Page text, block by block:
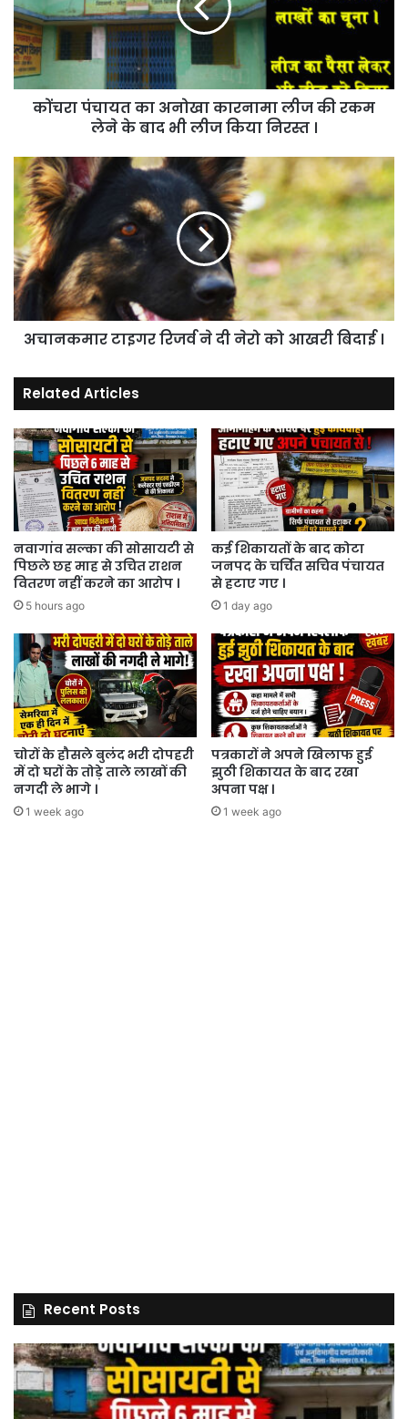
कारनामा
लीज
की
रकम
लेने
लीज
किया
निरस्त
।
कोंचरा पंचायत का अनोखा कारनामा लीज की रकम
लेने के बाद भी लीज किया निरस्त ।
अचानकमार
टाइगर
रिजर्व
ने
नेरो
को
आखरी
बिदाई
अचानकमार टाइगर रिजर्व ने दी नेरो को आखरी बिदाई ।
Related Articles
नवागांव सल्का की सोसायटी से
पिछले छह माह से उचित राशन
वितरण नहीं करने का आरोप ।
5 hours ago
कई शिकायतों के बाद कोटा
जनपद के चर्चित सचिव पंचायत
से हटाए गए ।
1 day ago
चोरों के हौसले बुलंद भरी दोपहरी
में दो घरों के तोड़े ताले लाखों की
नगदी ले भागे ।
1 week ago
पत्रकारों ने अपने खिलाफ हुई
झुठी शिकायत के बाद रखा
अपना पक्ष ।
1 week ago
Recent Posts